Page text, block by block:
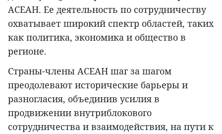
АСЕАН. Ее деятельность по сотрудничеству
охватывает широкий спектр областей, таких
как политика, экономика и общество в
регионе.
Страны-члены АСЕАН шаг за шагом
преодолевают исторические барьеры и
разногласия, объединив усилия в
продвижении внутриблокового
сотрудничества и взаимодействия, на пути к